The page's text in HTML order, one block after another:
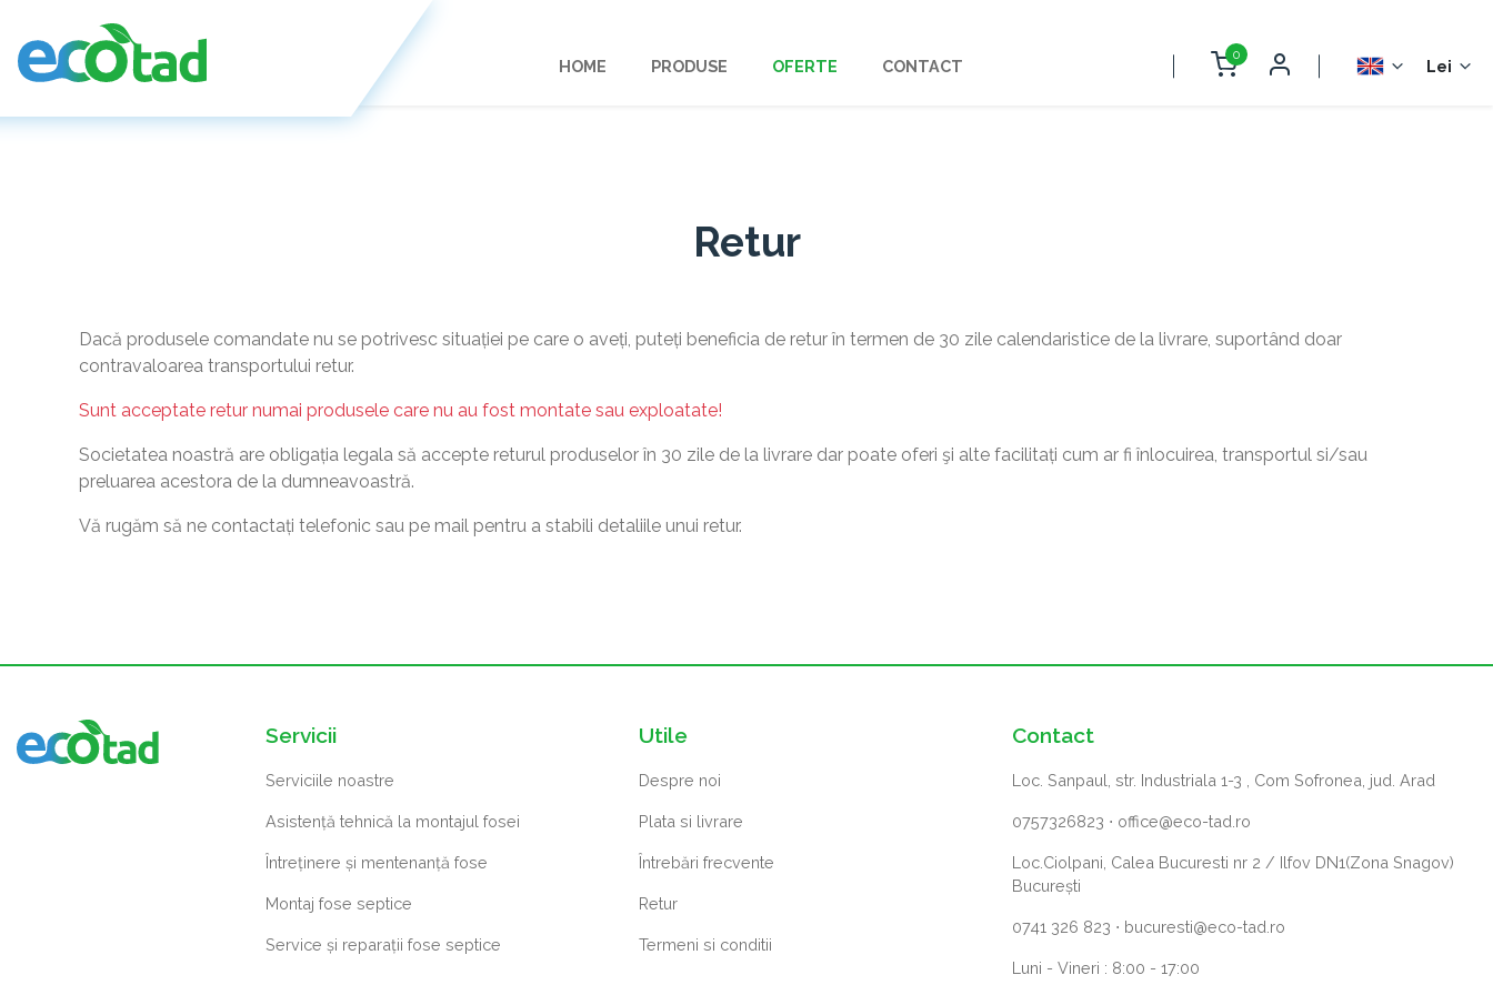
HOME PRODUSE OFERTE CONTACT
0
Lei
Retur
Dacă produsele comandate nu se potrivesc situației pe care o aveți, puteți beneficia de retur în termen de 30 zile calendaristice de la livrare, suportând doar
contravaloarea transportului retur.
Sunt acceptate retur numai produsele care nu au fost montate sau exploatate!
Societatea noastră are obligația legala să accepte returul produselor în 30 zile de la livrare dar poate oferi şi alte facilitați cum ar fi înlocuirea, transportul si/sau
preluarea acestora de la dumneavoastră.
Vă rugăm să ne contactați telefonic sau pe mail pentru a stabili detaliile unui retur.
Servicii
Serviciile noastre
Asistență tehnică la montajul fosei
Întreținere și mentenanță fose
Montaj fose septice
Service și reparații fose septice
Utile
Despre noi
Plata si livrare
Întrebări frecvente
Retur
Termeni si conditii
Contact
Loc. Sanpaul, str. Industriala 1-3 , Com Sofronea, jud. Arad
0757326823 ⋅ office@eco-tad.ro
Loc.Ciolpani, Calea Bucuresti nr 2 / Ilfov DN1(Zona Snagov)
București
0741 326 823 ⋅ bucuresti@eco-tad.ro
Luni - Vineri : 8:00 - 17:00